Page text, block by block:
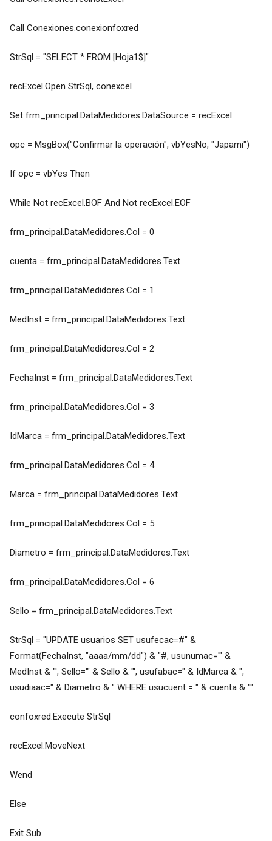
Call Conexiones.conexionfoxred
StrSql = "SELECT * FROM [Hoja1$]"
recExcel.Open StrSql, conexcel
Set frm_principal.DataMedidores.DataSource = recExcel
opc = MsgBox("Confirmar la operación", vbYesNo, "Japami")
If opc = vbYes Then
While Not recExcel.BOF And Not recExcel.EOF
frm_principal.DataMedidores.Col = 0
cuenta = frm_principal.DataMedidores.Text
frm_principal.DataMedidores.Col = 1
MedInst = frm_principal.DataMedidores.Text
frm_principal.DataMedidores.Col = 2
FechaInst = frm_principal.DataMedidores.Text
frm_principal.DataMedidores.Col = 3
IdMarca = frm_principal.DataMedidores.Text
frm_principal.DataMedidores.Col = 4
Marca = frm_principal.DataMedidores.Text
frm_principal.DataMedidores.Col = 5
Diametro = frm_principal.DataMedidores.Text
frm_principal.DataMedidores.Col = 6
Sello = frm_principal.DataMedidores.Text
StrSql = "UPDATE usuarios SET usufecac=#" &
Format(FechaInst, "aaaa/mm/dd") & "#, usunumac='" &
MedInst & "', Sello='" & Sello & "', usufabac=" & IdMarca & ",
usudiaac=" & Diametro & " WHERE usucuent = " & cuenta & ""
confoxred.Execute StrSql
recExcel.MoveNext
Wend
Else
Exit Sub